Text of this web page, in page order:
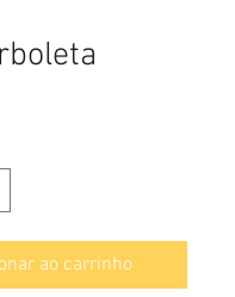
ao carrinho